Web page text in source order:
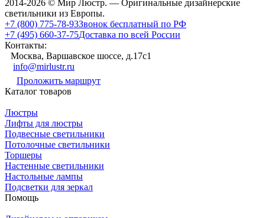
2014-2026 © Мир Люстр. — Оригинальные дизайнерские
светильники из Европы.
+7 (800) 775-78-93Звонок бесплатный по РФ
+7 (495) 660-37-75Доставка по всей России
Контакты:
Москва, Варшавское шоссе, д.17c1
info@mirlustr.ru
Проложить маршрут
Каталог товаров
Люстры
Лифты для люстры
Подвесные светильники
Потолочные светильники
Торшеры
Настенные светильники
Настольные лампы
Подсветки для зеркал
Помощь